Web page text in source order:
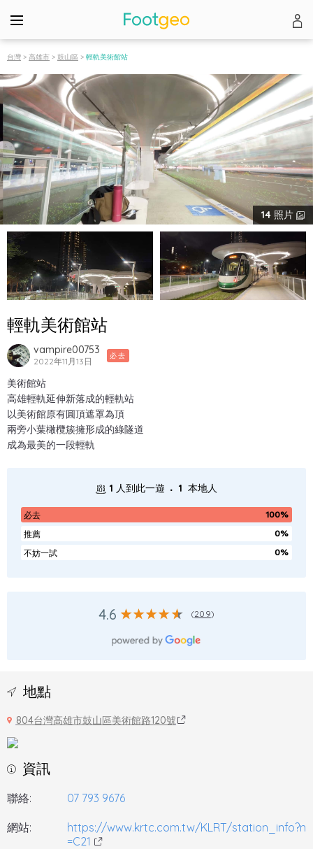
台灣 > 高雄市 > 鼓山區 > 輕軌美術館站
14 照片
輕軌美術館站
vampire00753
2022年11月13日
必去
美術館站
高雄輕軌延伸新落成的輕軌站
以美術館原有圓頂遮罩為頂
兩旁小葉橄欖簇擁形成的綠隧道
成為最美的一段輕軌
1 人到此一遊 . 1 本地人
必去
100%
推薦
0%
不妨一試
0%
4.6 (209)
地點
804台灣高雄市鼓山區美術館路120號
資訊
聯絡: 07 793 9676
網站:
https://www.krtc.com.tw/KLRT/station_info?n
=C21